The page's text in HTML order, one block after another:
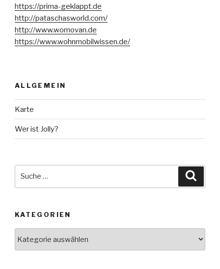
https://prima-geklappt.de
http://pataschasworld.com/
http://www.womovan.de
https://www.wohnmobilwissen.de/
ALLGEMEIN
Karte
Wer ist Jolly?
KATEGORIEN